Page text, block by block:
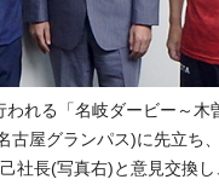
われる「名岐ダービー～木
古屋グランパス)に先立ち
社長(写真右)と意見交換